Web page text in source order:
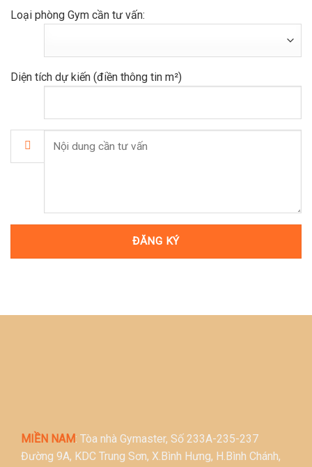
Loại phòng Gym cần tư vấn:
Diện tích dự kiến (điền thông tin m²)
MIỀN NAM: Tòa nhà Gymaster, Số 233A-235-237
Đường 9A, KDC Trung Sơn, X.Bình Hưng, H.Bình Chánh,